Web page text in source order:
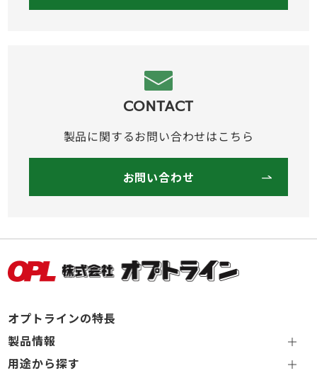
CONTACT
製品に関するお問い合わせはこちら
お問い合わせ
オプトラインの特長
製品情報
用途から探す